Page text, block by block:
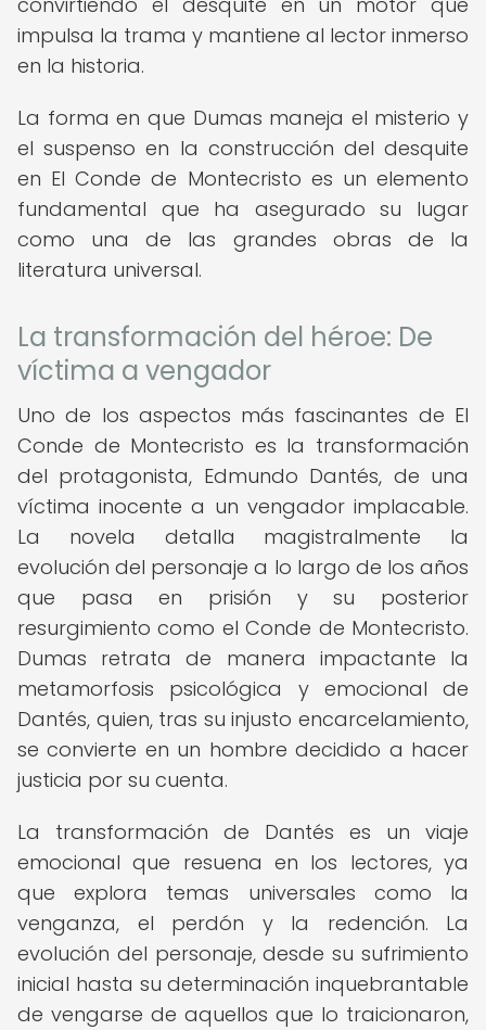
impulsa la trama y mantiene al lector inmerso
en la historia.
La forma en que Dumas maneja el misterio y
el suspenso en la construcción del desquite
en El Conde de Montecristo es un elemento
fundamental que ha asegurado su lugar
como una de las grandes obras de la
literatura universal.
La transformación del héroe: De
víctima a vengador
Uno de los aspectos más fascinantes de El
Conde de Montecristo es la transformación
del protagonista, Edmundo Dantés, de una
víctima inocente a un vengador implacable.
La novela detalla magistralmente la
evolución del personaje a lo largo de los años
que pasa en prisión y su posterior
resurgimiento como el Conde de Montecristo.
Dumas retrata de manera impactante la
metamorfosis psicológica y emocional de
Dantés, quien, tras su injusto encarcelamiento,
se convierte en un hombre decidido a hacer
justicia por su cuenta.
La transformación de Dantés es un viaje
emocional que resuena en los lectores, ya
que explora temas universales como la
venganza, el perdón y la redención. La
evolución del personaje, desde su sufrimiento
inicial hasta su determinación inquebrantable
de vengarse de aquellos que lo traicionaron,